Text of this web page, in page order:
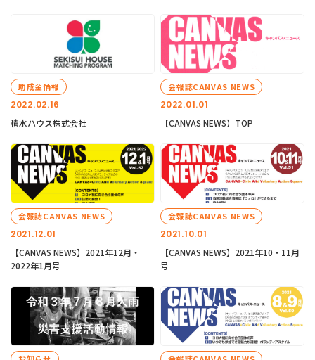
2022.02.16
助成金情報
積水ハウス株式会社
2022.01.01
会報誌CANVAS NEWS
【CANVAS NEWS】TOP
2021.12.01
会報誌CANVAS NEWS
【CANVAS NEWS】2021年12月・
2022年1月号
2021.10.01
会報誌CANVAS NEWS
【CANVAS NEWS】2021年10・11月
号